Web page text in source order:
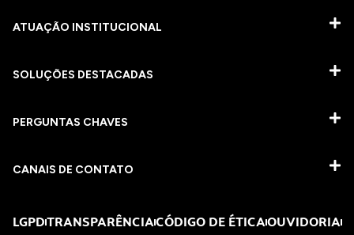
ATUAÇÃO INSTITUCIONAL
SOLUÇÕES DESTACADAS
PERGUNTAS CHAVES​
CANAIS DE CONTATO
LGPDTRANSPARÊNCIACÓDIGO DE ÉTICAOUVIDORIA